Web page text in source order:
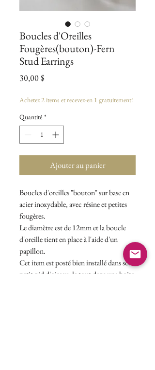
Boucles d'Oreilles
Fougères(bouton)-Fern
Stud Earrings
30,00 $Prix
Achetez 2 items et recevez-en 1 gratuitement!
Quantité *
Ajouter au panier
Boucles d'oreilles "bouton" sur base en
acier inoxydable, avec résine et petites
fougères.
Le diamètre est de 12mm et la boucle
d'oreille tient en place à l'aide d'un
papillon.
Cet item est posté bien installé dans son
petit nid d'oiseau, le tout dans une boite